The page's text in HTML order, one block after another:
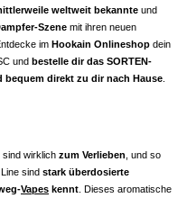
weltweit bekannte und
Szene mit ihren neuen
im Hookain Onlineshop dein
und bestelle dir das SORTEN-
bequem direkt zu dir nach Hause
sind wirklich zum Verlieben , und so
sind stark überdosierte
Vapes kennt . Dieses aromatische